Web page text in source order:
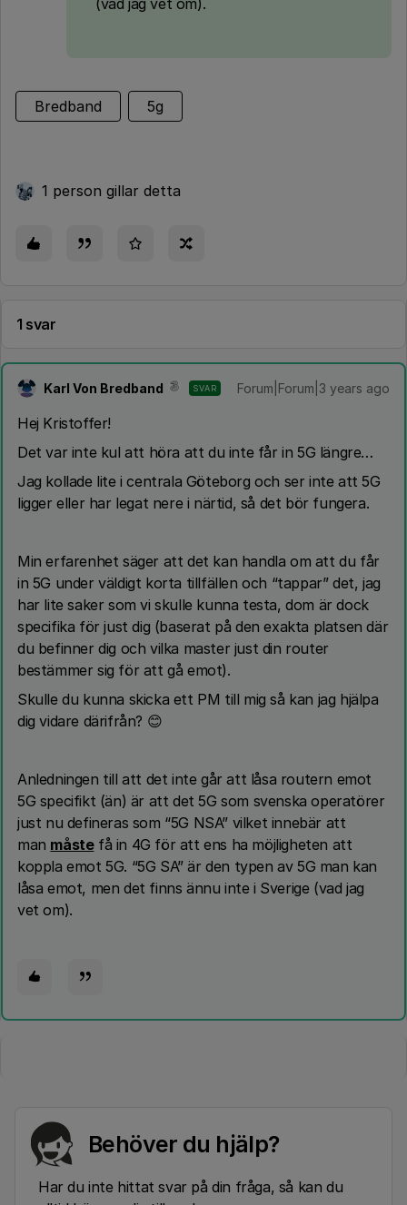
(vad jag vet om).
Bredband 5g
1 person gillar detta
1 svar
Karl Von Bredband SVAR Forum|Forum|3 years ago
Hej Kristoffer!
Det var inte kul att höra att du inte får in 5G längre…
Jag kollade lite i centrala Göteborg och ser inte att 5G
ligger eller har legat nere i närtid, så det bör fungera.
Min erfarenhet säger att det kan handla om att du får
in 5G under väldigt korta tillfällen och “tappar” det, jag
har lite saker som vi skulle kunna testa, dom är dock
specifika för just dig (baserat på den exakta platsen där
du befinner dig och vilka master just din router
bestämmer sig för att gå emot).
Skulle du kunna skicka ett PM till mig så kan jag hjälpa
dig vidare därifrån? 😊
Anledningen till att det inte går att låsa routern emot
5G specifikt (än) är att det 5G som svenska operatörer
just nu defineras som “5G NSA” vilket innebär att
man måstefå in 4G för att ens ha möjligheten att
koppla emot 5G. “5G SA” är den typen av 5G man kan
låsa emot, men det finns ännu inte i Sverige (vad jag
vet om).
Behöver du hjälp?
Har du inte hittat svar på din fråga, så kan du